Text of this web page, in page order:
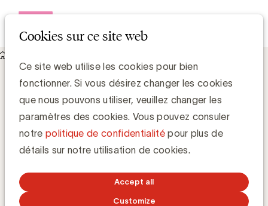
Cookies sur ce site web
Ce site web utilise les cookies pour bien
fonctionner. Si vous désirez changer les cookies
que nous pouvons utiliser, veuillez changer les
paramètres des cookies. Vous pouvez consuler
notre politique de confidentialitépour plus de
détails sur notre utilisation de cookies.
Accept all
Customize
Le secret d’une marque employeur
réussie
Expert Center Employer Branding ACC
28 AVRIL 2026